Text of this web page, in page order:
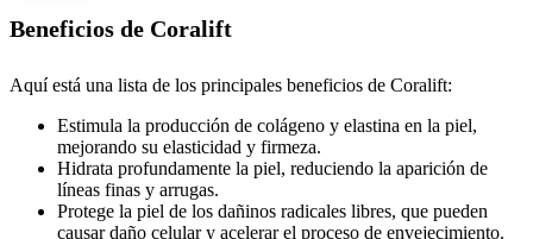
Beneficios de Coralift
Aquí está una lista de los principales beneficios de Coralift:
Estimula la producción de colágeno y elastina en la piel,
mejorando su elasticidad y firmeza.
Hidrata profundamente la piel, reduciendo la aparición de
líneas finas y arrugas.
Protege la piel de los dañinos radicales libres, que pueden
causar daño celular y acelerar el proceso de envejecimiento.